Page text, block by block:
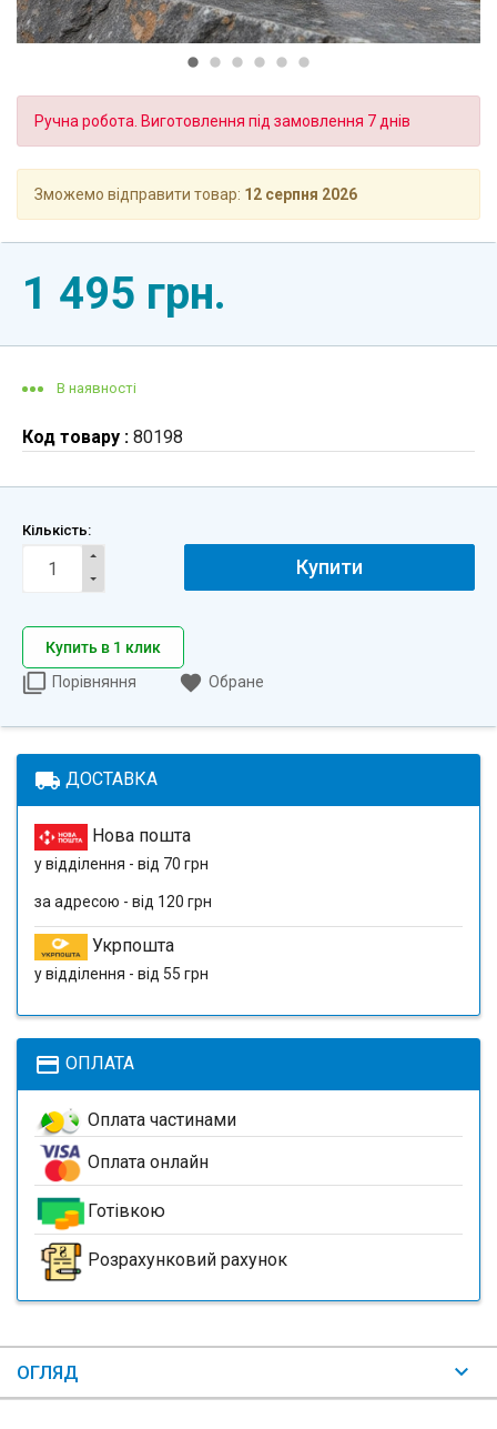
Ручна робота. Виготовлення під замовлення 7 днів
Зможемо відправити товар: 12 серпня 2026
1 495 грн.
В наявності
Код товару : 80198
Кількість:
Купити
Купить в 1 клик
Порівняння
Обране
local_shipping ДОСТАВКА
Нова пошта
у відділення - від 70 грн
за адресою - від 120 грн
Укрпошта
у відділення - від 55 грн
payment ОПЛАТА
Оплата частинами
Оплата онлайн
Готівкою
Розрахунковий рахунок
ОГЛЯД